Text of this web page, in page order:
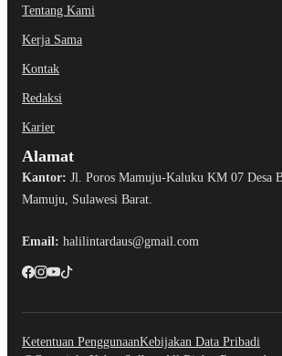
Tentang Kami
Kerja Sama
Kontak
Redaksi
Karier
Alamat
Kantor: Jl. Poros Mamuju-Kaluku KM 07 Desa
Mamuju, Sulawesi Barat.
Email: halilintardaus@gmail.com
Ketentuan PenggunaanKebijakan Data Pribadi